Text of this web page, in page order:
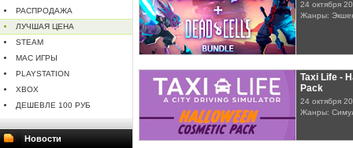
РАСПРОДАЖА
ЛУЧШАЯ ЦЕНА
STEAM
MAC ИГРЫ
PLAYSTATION
XBOX
ДЕШЕВЛЕ 100 РУБ
Новости
24 октября
Жанры:
Taxi Life -
Pack
24 октября
Жанры: